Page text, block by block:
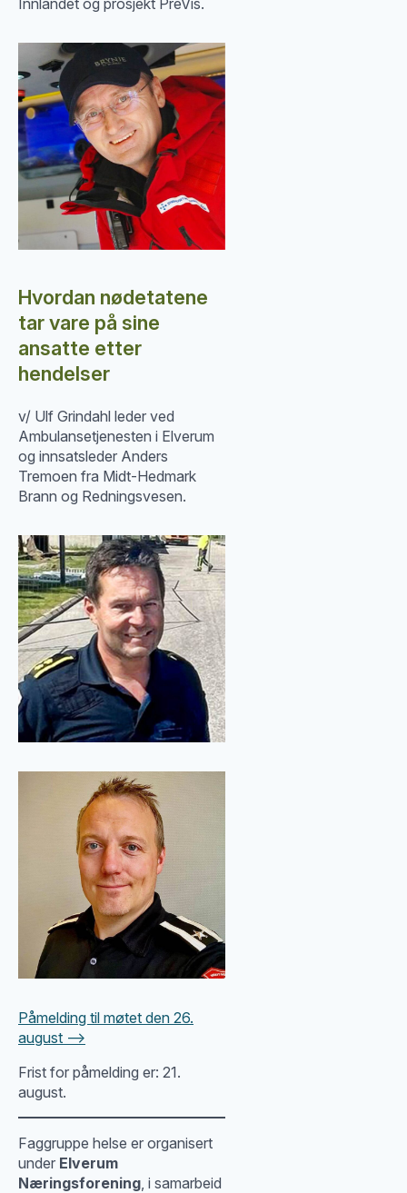
Innlandet og prosjekt PreVis.
Hvordan nødetatene
tar vare på sine
ansatte etter
hendelser
v/ Ulf Grindahl leder ved
Ambulansetjenesten i Elverum
og innsatsleder Anders
Tremoen fra Midt-Hedmark
Brann og Redningsvesen.
Påmelding til møtet den 26.
august –>
Frist for påmelding er: 21.
august.
Faggruppe helse er organisert
under Elverum
Næringsforening, i samarbeid